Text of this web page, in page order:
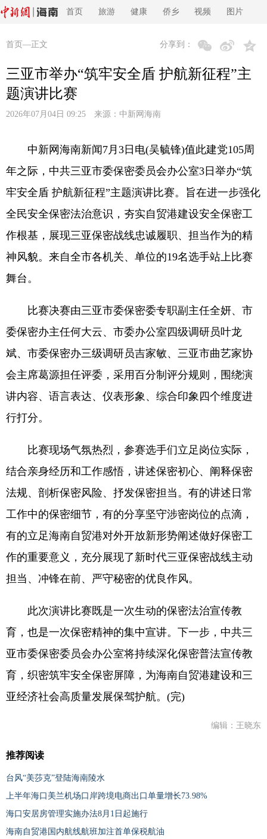
首页 旅游 健康 侨乡 视频 图片
首页 —正文 分享到：
三亚市举办“筑牢安全盾 护航新征程”主
题演讲比赛
2026年07月04日 09:25 来源： 中新网海南
中新网海南新闻7月3日电(吴毓锋)值此建党105周
年之际，中共三亚市委保密委员会办公室3日举办“筑
牢安全盾 护航新征程”主题演讲比赛。旨在进一步强化
全民安全保密法治意识，夯实自贸港建设安全保密工
作根基，展现三亚保密战线忠诚履职、担当作为的精
神风貌。来自全市各机关、单位的19名选手站上比赛
舞台。
比赛决赛由三亚市委保密委专职副主任全妍、市
委保密办主任何大云、市委办公室四级调研员叶龙
斌、市委保密办三级调研员吉家敏、三亚市曲艺家协
会主席葛源担任评委，采用百分制评分规则，围绕演
讲内容、语言表达、仪表形象、综合印象四个维度进
行打分。
比赛现场气氛热烈，参赛选手们立足岗位实际，
结合亲身经历和工作感悟，讲述保密初心、阐释保密
法规、剖析保密风险、抒发保密担当。有的讲述日常
工作中的保密细节，有的分享坚守涉密岗位的点滴，
有的立足海南自贸港对外开放新形势阐述做好保密工
作的重要意义，充分展现了新时代三亚保密战线主动
担当、冲锋在前、严守秘密的优良作风。
此次演讲比赛既是一次生动的保密法治宣传教
育，也是一次保密精神的集中宣讲。下一步，中共三
亚市委保密委员会办公室将持续深化保密普法宣传教
育，织密筑牢安全保密屏障，为海南自贸港建设和三
亚经济社会高质量发展保驾护航。(完)
编辑：王晓东
推荐阅读
台风“美莎克”登陆海南陵水
上半年海口美兰机场口岸跨境电商出口单量增长73.98%
海口安居房管理实施办法8月1日起施行
海南自贸港国内航线航班加注首单保税航油